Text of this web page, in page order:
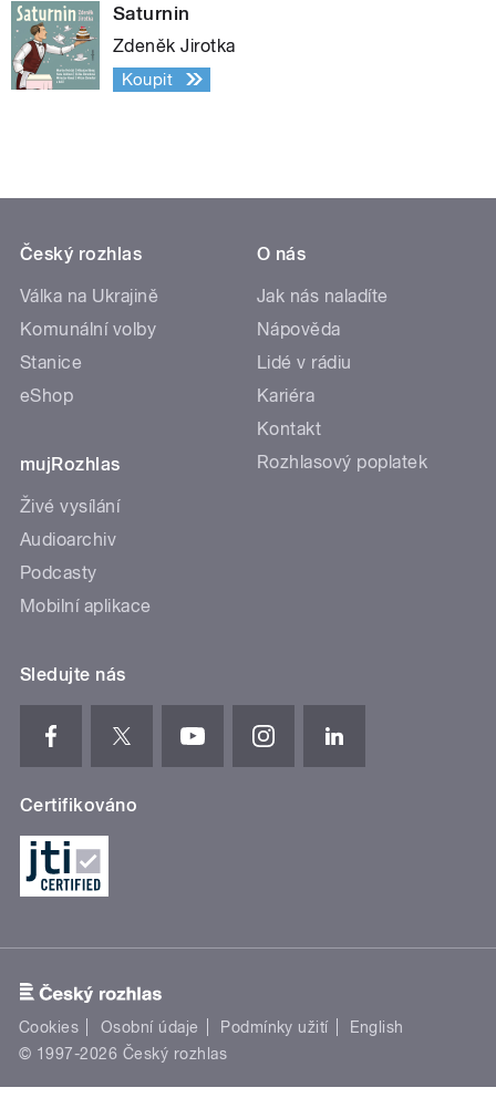
Saturnin
Zdeněk Jirotka
Koupit
Český rozhlas
Válka na Ukrajině
Komunální volby
Stanice
eShop
mujRozhlas
Živé vysílání
Audioarchiv
Podcasty
Mobilní aplikace
O nás
Jak nás naladíte
Nápověda
Lidé v rádiu
Kariéra
Kontakt
Rozhlasový poplatek
Sledujte nás
Certifikováno
Cookies Osobní údaje Podmínky užití
English
© 1997-2026 Český rozhlas